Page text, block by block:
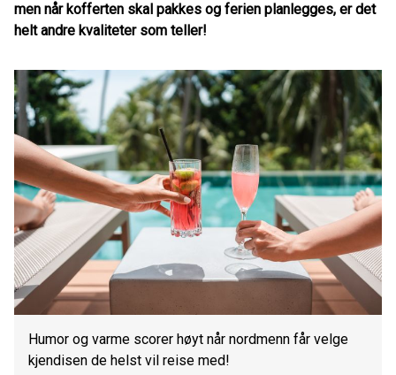
men når kofferten skal pakkes og ferien planlegges, er det
helt andre kvaliteter som teller!
Humor og varme scorer høyt når nordmenn får velge
kjendisen de helst vil reise med!